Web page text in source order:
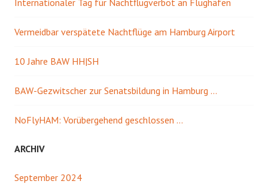
Vermeidbar verspätete Nachtflüge am Hamburg Airport
10 Jahre BAW HH|SH
BAW-Gezwitscher zur Senatsbildung in Hamburg …
NoFlyHAM: Vorübergehend geschlossen …
ARCHIV
September 2024